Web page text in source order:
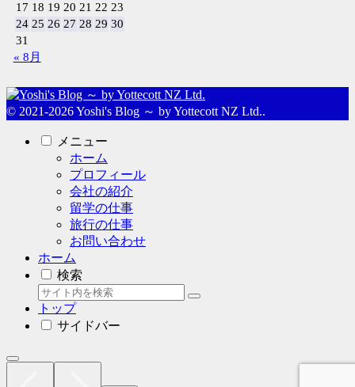
17 18 19 20 21 22 23
24 25 26 27 28 29 30
31
« 8月
© 2021-2026 Yoshi's Blog ～ by Yottecott NZ Ltd..
メニュー
ホーム
プロフィール
会社の紹介
留学の仕事
旅行の仕事
お問い合わせ
ホーム
検索
トップ
サイドバー